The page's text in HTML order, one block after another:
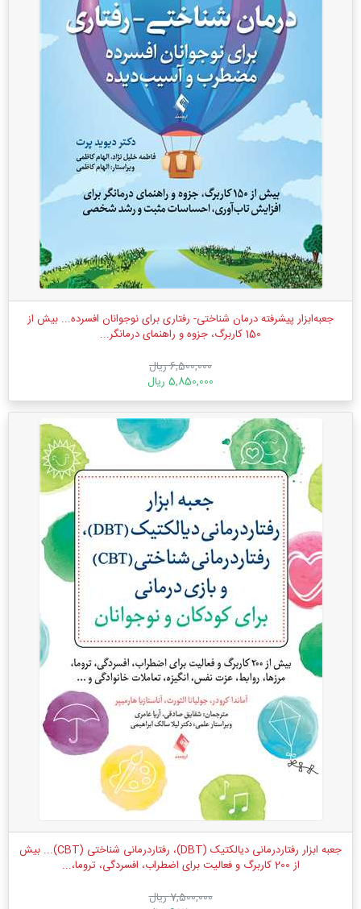
جعبه‌ابزار پیشرفته درمان شناختی- رفتاری برای نوجوانان افسرده... بیش از
150 کاربرگ، جزوه و راهنمای درمانگر...
6,500,000 ریال
5,850,000 ریال
جعبه ابزار رفتاردرمانی دیالکتیک (DBT)، رفتاردرمانی شناختی (CBT)... بیش
از 200 کاربرگ و فعالیت برای اضطراب، افسردگی، تروما،...
7,500,000 ریال